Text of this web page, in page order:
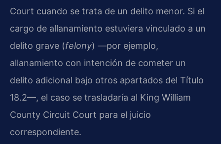
Court cuando se trata de un delito menor. Si el
cargo de allanamiento estuviera vinculado a un
delito grave (felony) —por ejemplo,
allanamiento con intención de cometer un
delito adicional bajo otros apartados del Título
18.2—, el caso se trasladaría al King William
County Circuit Court para el juicio
correspondiente.